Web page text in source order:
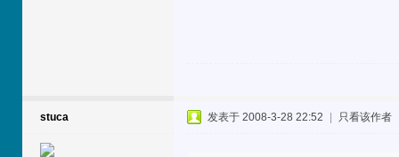
stuca 发表于 2008-3-28 22:52 只看该作者